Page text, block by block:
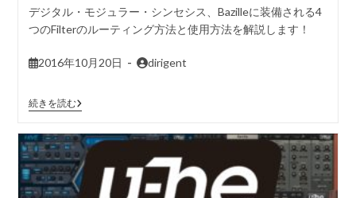
デジタル・モジュラー・シンセシス、Bazilleに装備される4
つのFilterのルーティング方法と使用方法を解説します！
2016年10月20日 dirigent
続きを読む